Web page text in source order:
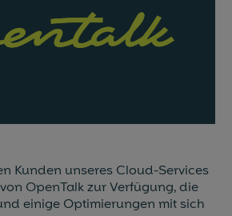
Kunden unseres Cloud-Services
OpenTalk zur Verfügung, die
einige Optimierungen mit sich